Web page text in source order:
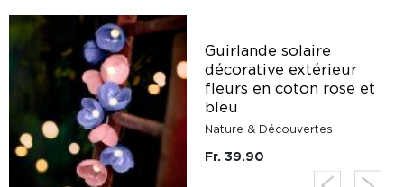
Guirlande solaire
décorative extérieur
fleurs en coton rose et
bleu
Nature & Découvertes
Fr. 39.90